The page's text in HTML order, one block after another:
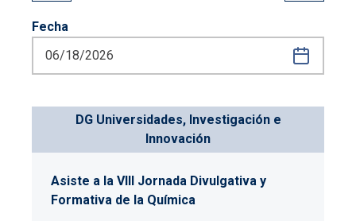
Fecha
DG Universidades, Investigación e
Innovación
Asiste a la VIII Jornada Divulgativa y
Formativa de la Química